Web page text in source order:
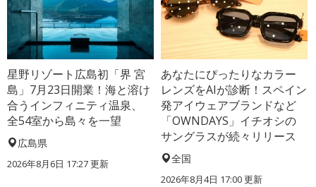
星野リゾート広島初「界 宮
島」7月23日開業！海と溶け
合うインフィニティ温泉、
全54室から島々を一望
広島県
2026年8月6日 17:27更新
あなたにぴったりなカラー
レンズをAIが診断！スペイン
発アイウェアブランドなど
「OWNDAYS」イチオシの
サングラスが続々リリース
全国
2026年8月4日 17:00更新